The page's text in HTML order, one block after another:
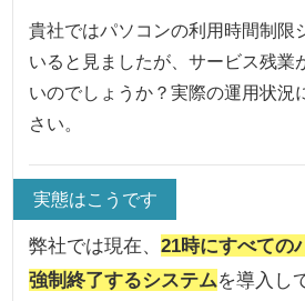
貴社ではパソコンの利用時間制限
いると見ましたが、サービス残業
いのでしょうか？実際の運用状況
さい。
実態はこうです
弊社では現在、21時にすべての
強制終了するシステムを導入し